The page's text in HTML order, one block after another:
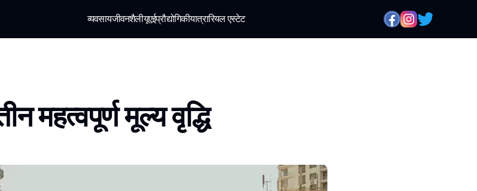
व्यवसायजीवनशैलीयूएईप्रौद्योगिकीयात्रारियल एस्टेट
महत्वपूर्ण मूल्य वृद्धि